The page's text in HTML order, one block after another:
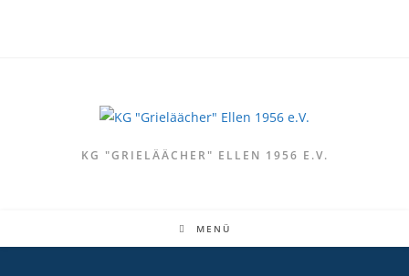
KG "GRIELÄÄCHER" ELLEN 1956 E.V.
MENÜ